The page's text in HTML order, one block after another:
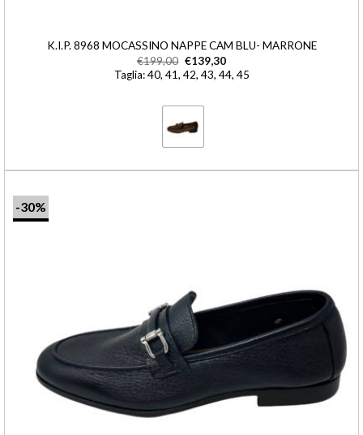
K.I.P. 8968 MOCASSINO NAPPE CAM BLU- MARRONE
€199,00 €139,30
Taglia: 40, 41, 42, 43, 44, 45
-30%